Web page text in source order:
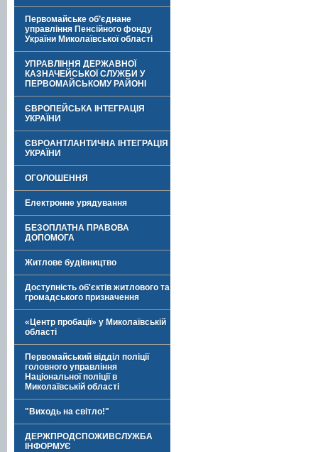
Первомайське об’єднане
управління Пенсійного фонду
України Миколаївської області
УПРАВЛІННЯ ДЕРЖАВНОЇ
КАЗНАЧЕЙСЬКОЇ СЛУЖБИ У
ПЕРВОМАЙСЬКОМУ РАЙОНІ
ЄВРОПЕЙСЬКА ІНТЕГРАЦІЯ
УКРАЇНИ
ЄВРОАНТЛАНТИЧНА ІНТЕГРАЦІЯ
УКРАЇНИ
ОГОЛОШЕННЯ
Електронне урядування
БЕЗОПЛАТНА ПРАВОВА
ДОПОМОГА
Житлове будівництво
Доступність об'єктів житлового та
громадського призначення
«Центр пробації» у Миколаївській
області
Первомайський відділ поліції
головного управління
Національної поліції в
Миколаївській області
"Виходь на світло!"
ДЕРЖПРОДСПОЖИВСЛУЖБА
ІНФОРМУЄ